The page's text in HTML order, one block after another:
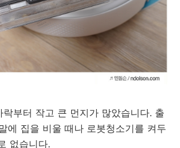
락부터 작고 큰 먼지가 많았습니다. 출
에 집을 비울 때나 로봇청소기를 켜두
없습니다.